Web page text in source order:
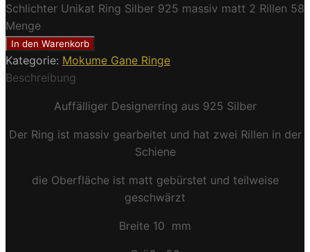
Schlichter Unikat Ring Silber 925 massiv matt 2 Rillen 58
Menge
In den Warenkorb
Kategorie: Mokume Gane Ringe
Beschreibung
Auffälliger Designerring aus 925 Silber
Der Ring ist massiv gearbeitet und hat zwei Rillen in der
Schiene
die Oberfläche ist matt gebürstet und teilweise
geschwärzt
Breite 10 mm